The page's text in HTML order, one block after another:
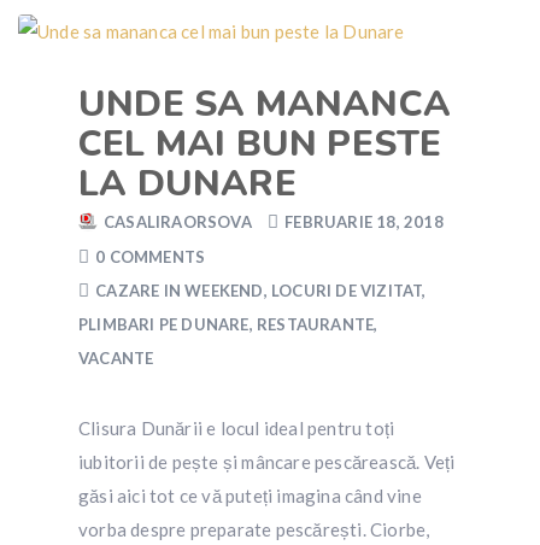
UNDE SA MANANCA
CEL MAI BUN PESTE
LA DUNARE
CASALIRAORSOVA
FEBRUARIE 18, 2018
0 COMMENTS
CAZARE IN WEEKEND, LOCURI DE VIZITAT,
PLIMBARI PE DUNARE, RESTAURANTE,
VACANTE
Clisura Dunării e locul ideal pentru toți
iubitorii de pește și mâncare pescărească. Veți
găsi aici tot ce vă puteți imagina când vine
vorba despre preparate pescărești. Ciorbe,